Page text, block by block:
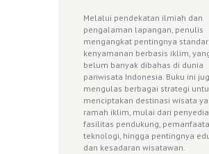
Melalui pendekatan ilmiah dan
pengalaman lapangan, penulis
mengangkat pentingnya standar
kenyamanan berbasis iklim,
belum banyak dibahas di dunia
pariwisata Indonesia. Buku ini
mengulas berbagai strategi
menciptakan destinasi wisata
ramah iklim, mulai dari
fasilitas pendukung,
teknologi, hingga pentingnya
dan kesadaran wisatawan.